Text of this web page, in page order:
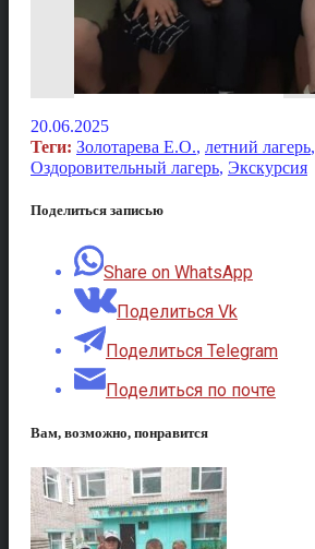
20.06.2025
Теги: Золотарева Е.О., летний лагерь,
Оздоровительный лагерь, Экскурсия
Поделиться записью
Share on WhatsApp
Поделиться Vk
Поделиться Telegram
Поделиться по почте
Вам, возможно, понравится